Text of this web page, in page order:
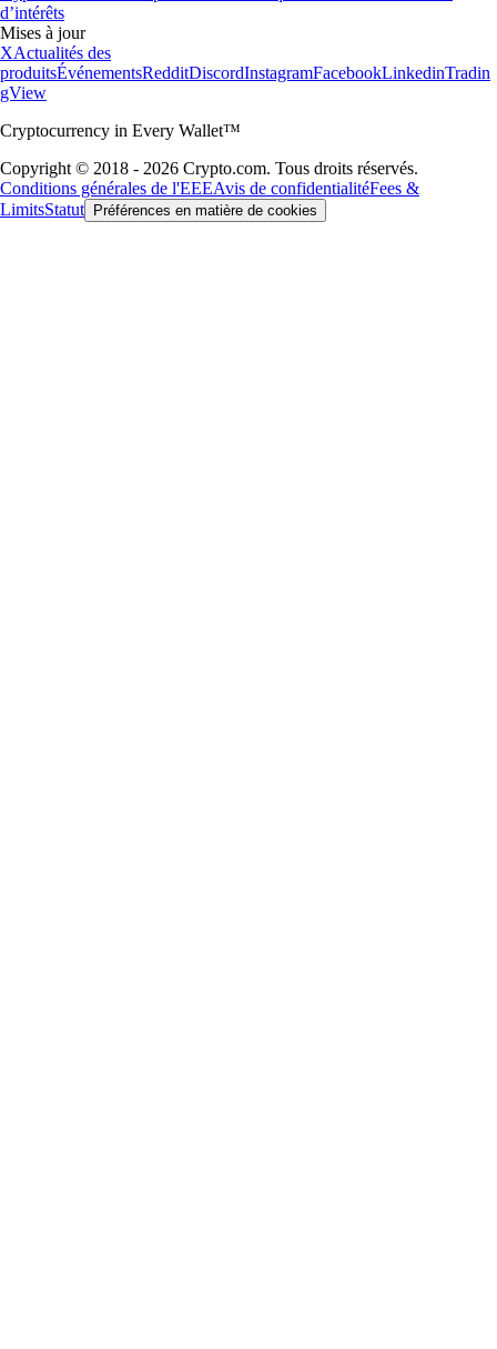
d’intérêts
Mises à jour
XActualités des
produitsÉvénementsRedditDiscordInstagramFacebookLinkedinTradin
gView
Cryptocurrency in Every Wallet™
Copyright © 2018 - 2026 Crypto.com. Tous droits réservés.
Conditions générales de l'EEEAvis de confidentialitéFees &
LimitsStatut Préférences en matière de cookies